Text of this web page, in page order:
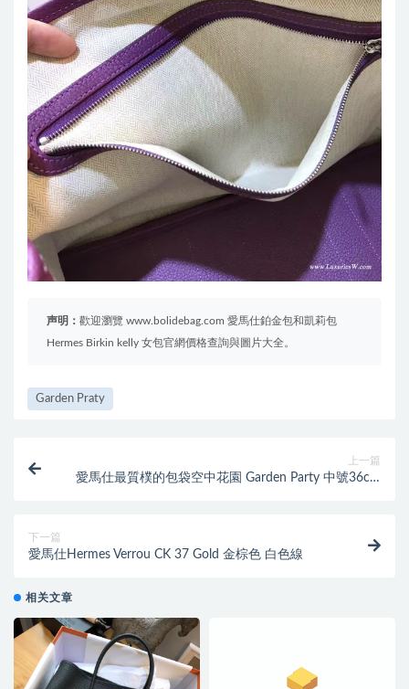
声明： 歡迎瀏覽 www.bolidebag.com 愛馬仕鉑金包和凱莉包
Hermes Birkin kelly 女包官網價格查詢與圖片大全。
Garden Praty
上一篇
愛馬仕最質樸的包袋空中花園 Garden Party 中號36cm
下一篇
愛馬仕Hermes Verrou CK 37 Gold 金棕色 白色線
相关文章